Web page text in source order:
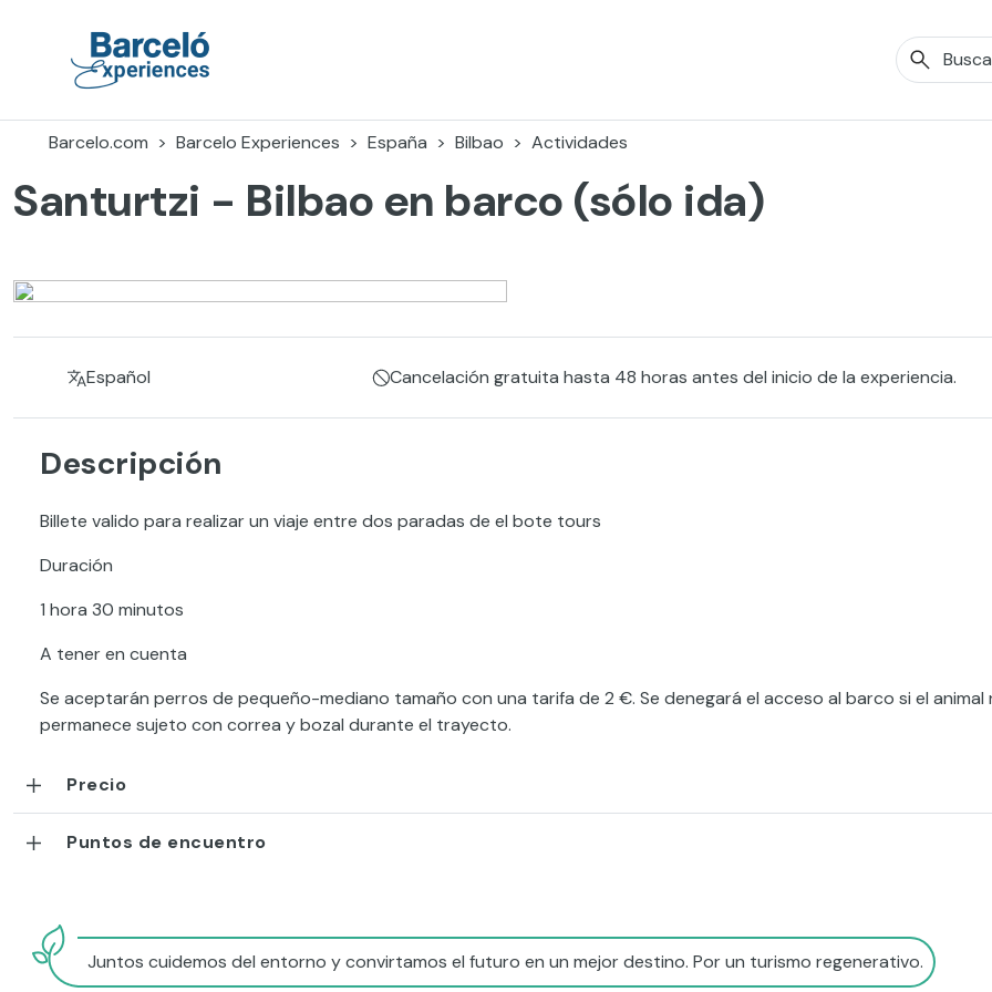
Barcelo.com
Barcelo Experiences España Bilbao Actividades
Santurtzi - Bilbao en barco (sólo ida)
Español Cancelación gratuita hasta 48 horas antes del inicio de la experiencia.
Descripción
Billete valido para realizar un viaje entre dos paradas de el bote tours
Duración
1 hora 30 minutos
A tener en cuenta
Se aceptarán perros de pequeño-mediano tamaño con una tarifa de 2 €. Se denegará el acceso al barco si el animal
permanece sujeto con correa y bozal durante el trayecto.
Precio
Puntos de encuentro
Juntos cuidemos del entorno y convirtamos el futuro en un mejor destino. Por un turismo regenerativo.